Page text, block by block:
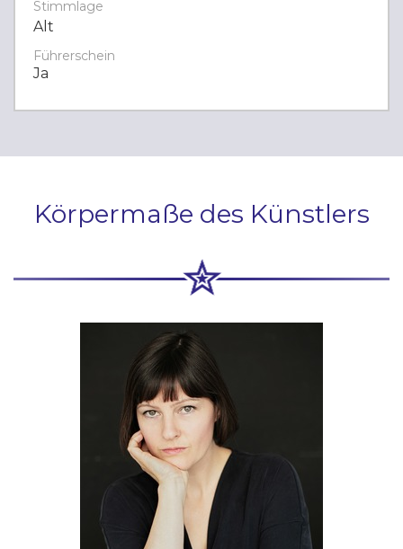
Stimmlage
Alt
Führerschein
Ja
Körpermaße des Künstlers